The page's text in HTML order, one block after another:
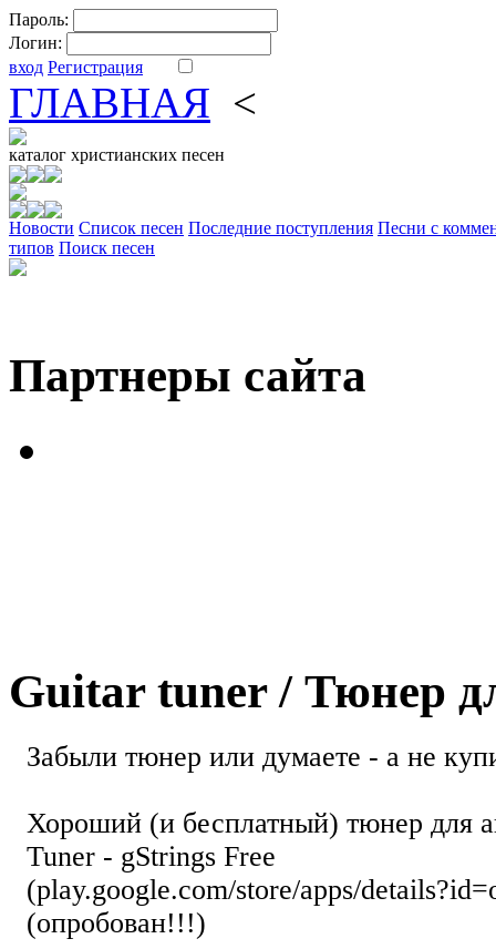
Пароль:
Логин:
вход Регистрация
ГЛАВНАЯ <
каталог христианских песен
Новости Cписок песен Последние поступления Песни с
типов Поиск песен
Партнеры сайта
Guitar tuner / Тюнер
Забыли тюнер или думаете - а не
Хороший (и бесплатный) тюнер для
Tuner - gStrings Free
(play.google.com/store/apps/
(опробован!!!)